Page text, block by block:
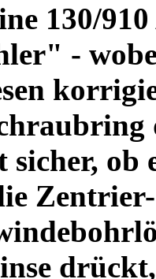
130/
-
sicher,
Zentrier-